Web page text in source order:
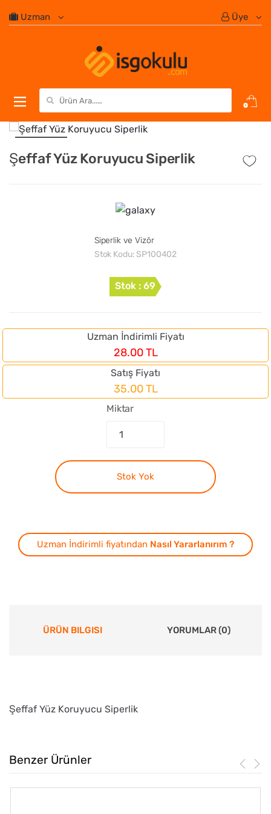
Uzman Üye
Search for:
0
Şeffaf Yüz Koruyucu Siperlik
Siperlik ve Vizör
Stok Kodu: SP100402
Stok : 69
Uzman İndirimli Fiyatı
28.00 TL
Satış Fiyatı
35.00 TL
Miktar
Stok Yok
Uzman İndirimli fiyatından Nasıl Yararlanırım ?
ÜRÜN BILGISI YORUMLAR (0)
Şeffaf Yüz Koruyucu Siperlik
Benzer Ürünler